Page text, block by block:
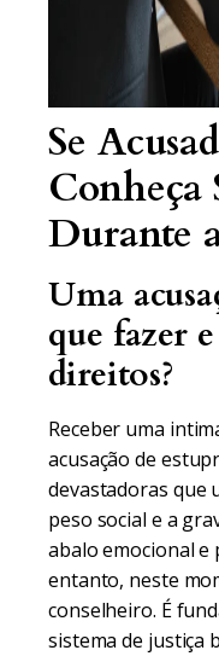
Se
Conheça
Durante
Uma
que fazer
direitos?
Receber uma
acusação de
devastadoras que
peso social e a
abalo emocional e
entanto, neste
conselheiro. É
sistema de justiça